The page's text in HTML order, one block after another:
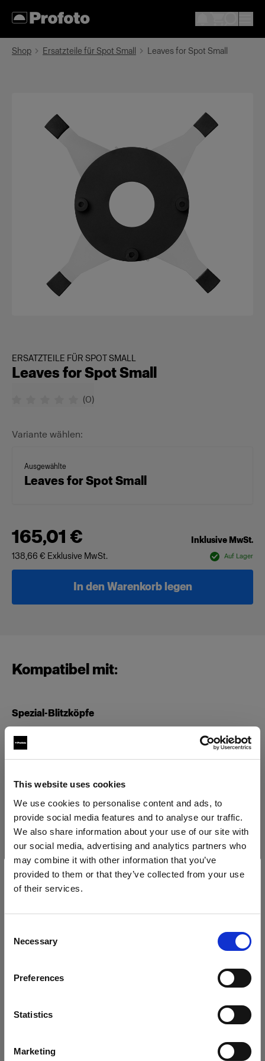
This website uses cookies
We use cookies to personalise content and ads, to
provide social media features and to analyse our traffic.
We also share information about your use of our site with
our social media, advertising and analytics partners who
may combine it with other information that you’ve
provided to them or that they’ve collected from your use
of their services.
Selection
Necessary
Preferences
Statistics
Marketing
Möchten Sie Ihren Standort aktualisieren?
Cyprus
Sprache
Shop Ersatzteile für Spot Small Leaves for Spot Small
ERSATZTEILE FÜR SPOT SMALL
Leaves for Spot Small
(0)
Variante wählen:
Ausgewählte
Leaves for Spot Small
165,01 €
Inklusive MwSt.
138,66 € Exklusive MwSt. Auf Lager
In den Warenkorb legen
Kompatibel mit:
Spezial-Blitzköpfe
Technische Daten: